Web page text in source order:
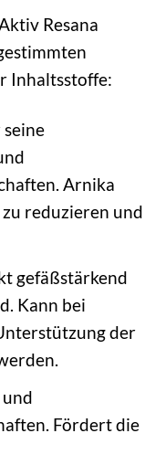
Resana
Inhaltsstoffe:
Arnika
reduzieren und
gefäßstärkend
Kann bei
der
Fördert die